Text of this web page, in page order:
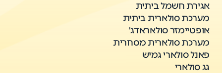
אגירת חשמל ביתית
מערכת סולארית ביתית
אופטיימזר סולאראדג'
מערכת סולארית מסחרית
פאנל סולארי גמיש
גג סולארי